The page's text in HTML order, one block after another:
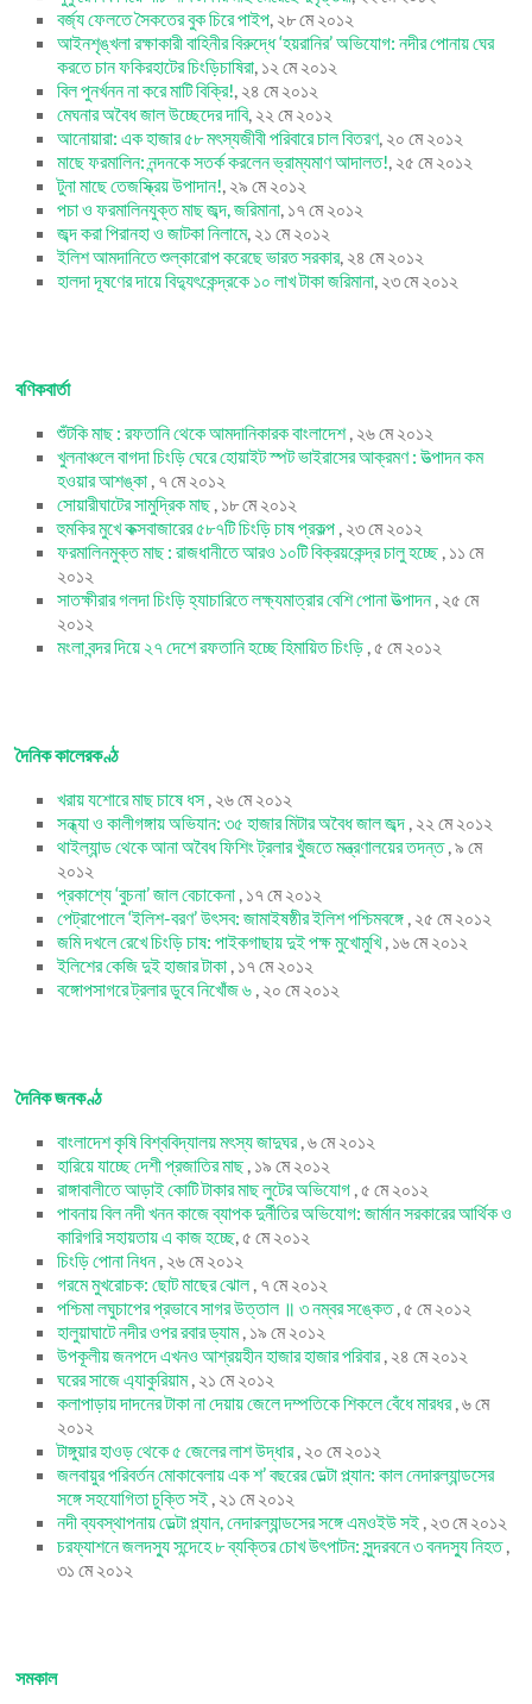
বর্জ্য ফেলতে সৈকতের বুক চিরে পাইপ, ২৮ মে ২০১২
আইনশৃঙ্খলা রক্ষাকারী বাহিনীর বিরুদ্ধে ‘হয়রানির’ অভিযোগ: নদীর পোনায় ঘের
করতে চান ফকিরহাটের চিংড়িচাষিরা, ১২ মে ২০১২
বিল পুনর্খনন না করে মাটি বিক্রি!, ২৪ মে ২০১২
মেঘনার অবৈধ জাল উচ্ছেদের দাবি, ২২ মে ২০১২
আনোয়ারা: এক হাজার ৫৮ মৎস্যজীবী পরিবারে চাল বিতরণ, ২০ মে ২০১২
মাছে ফরমালিন: নন্দনকে সতর্ক করলেন ভ্রাম্যমাণ আদালত!, ২৫ মে ২০১২
টুনা মাছে তেজস্ক্রিয় উপাদান!, ২৯ মে ২০১২
পচা ও ফরমালিনযুক্ত মাছ জব্দ, জরিমানা, ১৭ মে ২০১২
জব্দ করা পিরানহা ও জাটকা নিলামে, ২১ মে ২০১২
ইলিশ আমদানিতে শুল্কারোপ করেছে ভারত সরকার, ২৪ মে ২০১২
হালদা দূষণের দায়ে বিদ্যুৎকেন্দ্রকে ১০ লাখ টাকা জরিমানা, ২৩ মে ২০১২
বণিকবার্তা
শুঁটকি মাছ : রফতানি থেকে আমদানিকারক বাংলাদেশ, ২৬ মে ২০১২
খুলনাঞ্চলে বাগদা চিংড়ি ঘেরে হোয়াইট স্পট ভাইরাসের আক্রমণ : উত্পাদন কম
হওয়ার আশঙ্কা , ৭ মে ২০১২
সোয়ারীঘাটের সামুদ্রিক মাছ, ১৮ মে ২০১২
হুমকির মুখে কক্সবাজারের ৫৮৭টি চিংড়ি চাষ প্রকল্প , ২৩ মে ২০১২
ফরমালিনমুক্ত মাছ : রাজধানীতে আরও ১০টি বিক্রয়কেন্দ্র চালু হচ্ছে , ১১ মে
২০১২
সাতক্ষীরার গলদা চিংড়ি হ্যাচারিতে লক্ষ্যমাত্রার বেশি পোনা উত্পাদন, ২৫ মে
২০১২
মংলা বন্দর দিয়ে ২৭ দেশে রফতানি হচ্ছে হিমায়িত চিংড়ি , ৫ মে ২০১২
দৈনিক কালেরকণ্ঠ
খরায় যশোরে মাছ চাষে ধস, ২৬ মে ২০১২
সন্ধ্যা ও কালীগঙ্গায় অভিযান: ৩৫ হাজার মিটার অবৈধ জাল জব্দ , ২২ মে ২০১২
থাইল্যান্ড থেকে আনা অবৈধ ফিশিং ট্রলার খুঁজতে মন্ত্রণালয়ের তদন্ত, ৯ মে
২০১২
প্রকাশ্যে ‘বুচনা’ জাল বেচাকেনা , ১৭ মে ২০১২
পেট্রাপোলে ‘ইলিশ-বরণ’ উৎসব: জামাইষষ্ঠীর ইলিশ পশ্চিমবঙ্গে , ২৫ মে ২০১২
জমি দখলে রেখে চিংড়ি চাষ: পাইকগাছায় দুই পক্ষ মুখোমুখি, ১৬ মে ২০১২
ইলিশের কেজি দুই হাজার টাকা , ১৭ মে ২০১২
বঙ্গোপসাগরে ট্রলার ডুবে নিখোঁজ ৬ , ২০ মে ২০১২
দৈনিক জনকণ্ঠ
বাংলাদেশ কৃষি বিশ্ববিদ্যালয় মৎস্য জাদুঘর, ৬ মে ২০১২
হারিয়ে যাচ্ছে দেশী প্রজাতির মাছ, ১৯ মে ২০১২
রাঙ্গাবালীতে আড়াই কোটি টাকার মাছ লুটের অভিযোগ , ৫ মে ২০১২
পাবনায় বিল নদী খনন কাজে ব্যাপক দুর্নীতির অভিযোগ: জার্মান সরকারের আর্থিক ও
কারিগরি সহায়তায় এ কাজ হচ্ছে, ৫ মে ২০১২
চিংড়ি পোনা নিধন, ২৬ মে ২০১২
গরমে মুখরোচক: ছোট মাছের ঝোল, ৭ মে ২০১২
পশ্চিমা লঘুচাপের প্রভাবে সাগর উত্তাল ॥ ৩ নম্বর সঙ্কেত, ৫ মে ২০১২
হালুয়াঘাটে নদীর ওপর রবার ড্যাম, ১৯ মে ২০১২
উপকূলীয় জনপদে এখনও আশ্রয়হীন হাজার হাজার পরিবার, ২৪ মে ২০১২
ঘরের সাজে এ্যাকুরিয়াম, ২১ মে ২০১২
কলাপাড়ায় দাদনের টাকা না দেয়ায় জেলে দম্পতিকে শিকলে বেঁধে মারধর, ৬ মে
২০১২
টাঙ্গুয়ার হাওড় থেকে ৫ জেলের লাশ উদ্ধার, ২০ মে ২০১২
জলবায়ুর পরিবর্তন মোকাবেলায় এক শ’ বছরের ডেল্টা প্ল্যান: কাল নেদারল্যান্ডসের
সঙ্গে সহযোগিতা চুক্তি সই , ২১ মে ২০১২
নদী ব্যবস্থাপনায় ডেল্টা প্ল্যান, নেদারল্যান্ডসের সঙ্গে এমওইউ সই , ২৩ মে ২০১২
চরফ্যাশনে জলদস্যু সন্দেহে ৮ ব্যক্তির চোখ উৎপাটন: সুন্দরবনে ৩ বনদস্যু নিহত,
৩১ মে ২০১২
সমকাল